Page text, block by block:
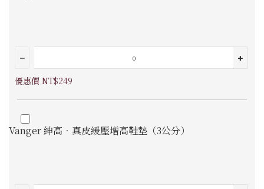
優惠價 NT$249
Vanger 紳高．真皮緩壓增高鞋墊（3公分）